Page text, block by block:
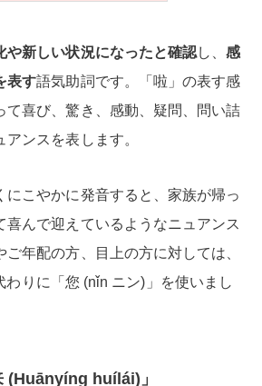
や新しい状況になったと確認し、感
表す語気助詞です。「啦」の表す感
て喜び、驚き、感動、疑問、問い詰
ンスを表します。
にこやかに発音すると、家族が帰っ
喜んで迎えているようなニュアンス
年配の方、目上の方に対しては、
わりに「您 (nǐn ニン)」を使いまし
(Huānyíng huílái)」